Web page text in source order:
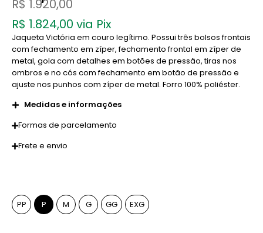
R$1.920,00
R$ 1.824,00 via Pix
Jaqueta Victória em couro legítimo. Possui três bolsos frontais
com fechamento em zíper, fechamento frontal em zíper de
metal, gola com detalhes em botões de pressão, tiras nos
ombros e no cós com fechamento em botão de pressão e
ajuste nos punhos com zíper de metal. Forro 100% poliéster.
Medidas e informações
Formas de parcelamento
Frete e envio
PP
P M G GG EXG